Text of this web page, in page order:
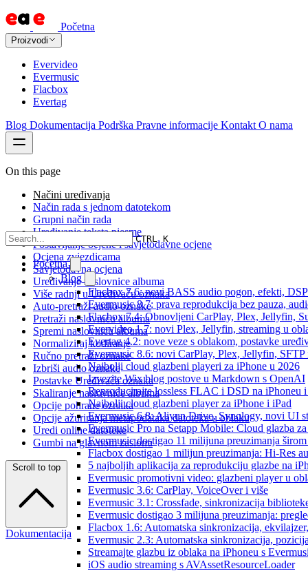
Početna
Proizvodi
Evervideo
Evermusic
Flacbox
Evertag
Blog Dokumentacija Podrška Pravne informacije Kontakt O nama
CTRL K
Početna
Blog
Flacbox 7.6: novi BASS audio pogon, efekti,
Evermusic 8.7: prava reprodukcija bez pauza,
Flacbox 7.4: Obnovljeni CarPlay, Plex, Jellyfin,
Evervideo 1.7: novi Plex, Jellyfin, streaming u
Evertag 4.2: nove veze s oblakom, postavke
Evermusic 8.6: novi CarPlay, Plex, Jellyfin,
Najbolji cloud glazbeni playeri za iPhone u 2026
Izvezite Wix blog postove u Markdown s OpenAI
Reproducirajte lossless FLAC i DSD na iPhoneu
Najbolji cloud glazbeni player za iPhone i iPad
Evermusic 6.8: Aliyun Drive, Synology, novi UI
Evermusic Pro na Setapp Mobile: Cloud glazba
Evermusic dostigao 11 milijuna preuzimanja
Flacbox dostigao 1 milijun preuzimanja: Hi-Res
5 najboljih aplikacija za reprodukciju glazbe na
Evermusic promotivni video: glazbeni player u
Evermusic 3.6: CarPlay, VoiceOver i više
Evermusic 3.1: Crossfade, sinkronizacija
Evermusic dostigao 3 milijuna preuzimanja:
Flacbox 1.6: Automatska sinkronizacija,
Evermusic 2.3: Automatska sinkronizacija,
Streamajte glazbu iz oblaka na iPhoneu s
iOS audio streaming s AVAssetResourceLoader
On this page
Načini uređivanja
Način rada s jednom datotekom
Grupni način rada
Uređivanje teksta pjesme
Postavljanje ocjene i savjetodavne ocjene
Ocjena zvjezdicama
Savjetodavna ocjena
Uređivanje naslovnice albuma
Više radnji u Uređivaču oznaka
Auto-pretraži audio oznake
Pretraži naslovnicu albuma
Spremi naslovnicu albuma
Normaliziraj kodiranje
Ručno pretraži oznake
Izbriši audio oznake
Postavke Uređivača oznaka
Skaliranje naslovnice albuma
Opcije pohrane oznaka
Opcije ažuriranja metapodataka datoteka u oblaku
Uredi online datoteke
Gumbi na glavnom zaslonu
Scroll to top
Dokumentacija